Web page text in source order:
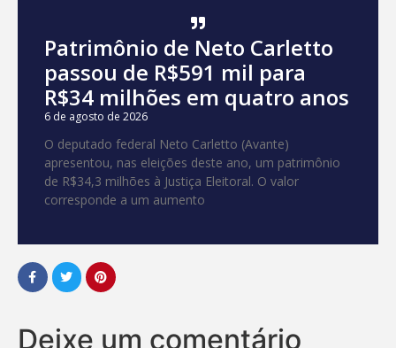
Patrimônio de Neto Carletto
passou de R$591 mil para
R$34 milhões em quatro anos
6 de agosto de 2026
O deputado federal Neto Carletto (Avante)
apresentou, nas eleições deste ano, um patrimônio
de R$34,3 milhões à Justiça Eleitoral. O valor
corresponde a um aumento
Deixe um comentário